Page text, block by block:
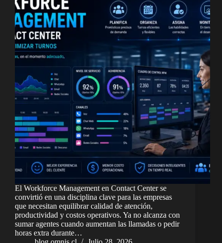
El Workforce Management en Contact Center se
convirtió en una disciplina clave para las empresas
que necesitan equilibrar calidad de atención,
productividad y costos operativos. Ya no alcanza con
sumar agentes cuando aumentan las llamadas o pedir
horas extra durante…